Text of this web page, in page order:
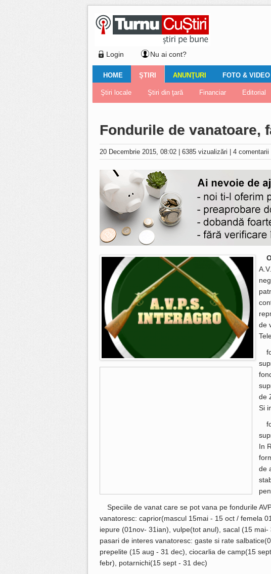
Login Nu ai cont?
HOME
Ştiri locale Turnaţi aici! Nemulţumirile
ŞTIRI
Ştiri locale Ştiri din ţară Financiar Editorial
ANUNŢURI
Imobiliare Auto Închirieri Vânzări
FOTO & VIDEO
Galerii Foto Galerii video
Comentariul zilei
Fondurile de vanatoare,
20 Decembrie 2015, 08:02 6385 vizualizări 4 comentarii
de
de
Si
In
de
Speciile de vanat care se pot vana pe fondurile
vanatoresc: caprior(mascul 15mai - 15 oct / femela
iepure (01nov- 31ian), vulpe(tot anul), sacal (15
pasari de interes vanatoresc: gaste si rate
prepelite (15 aug - 31 dec), ciocarlia de camp(15
febr), potarnichi(15 sept - 31 dec)